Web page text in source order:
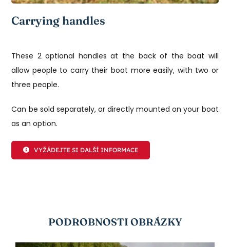
Carrying handles
These 2 optional handles at the back of the boat will
allow people to carry their boat more easily, with two or
three people.
Can be sold separately, or directly mounted on your boat
as an option.
VYŽÁDEJTE SI DALŠÍ INFORMACE
PODROBNOSTI OBRÁZKY